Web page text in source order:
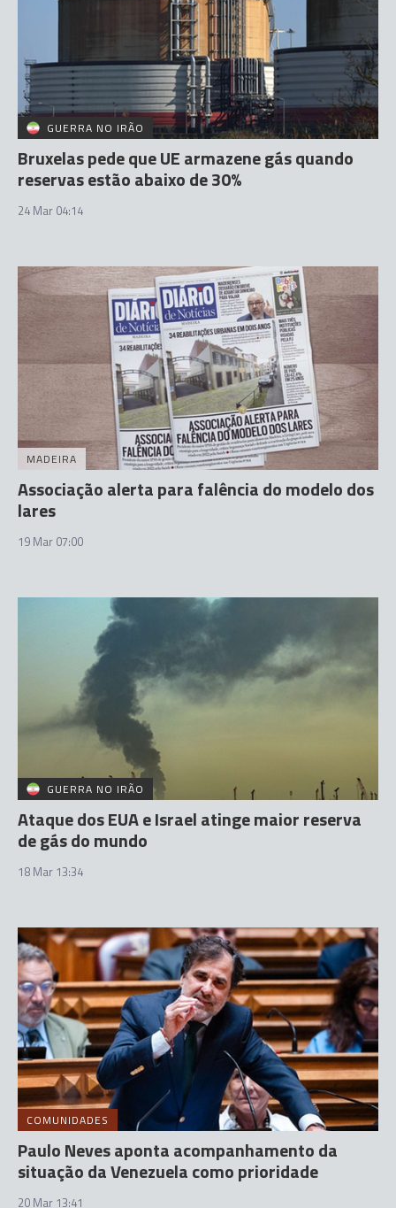
GUERRA NO IRÃO
Bruxelas pede que UE armazene gás quando
reservas estão abaixo de 30%
24 Mar 04:14
MADEIRA
Associação alerta para falência do modelo dos
lares
19 Mar 07:00
GUERRA NO IRÃO
Ataque dos EUA e Israel atinge maior reserva
de gás do mundo
18 Mar 13:34
COMUNIDADES
Paulo Neves aponta acompanhamento da
situação da Venezuela como prioridade
20 Mar 13:41